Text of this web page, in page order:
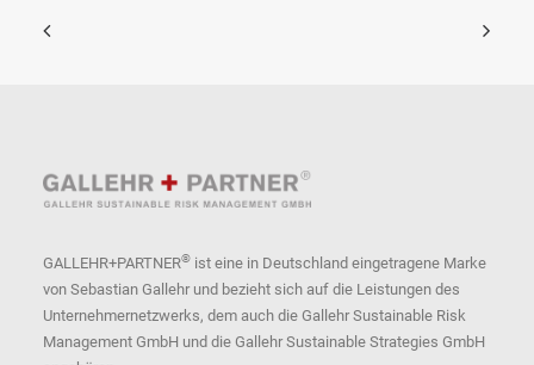
GALLEHR+PARTNER® ist eine in Deutschland eingetragene Marke
von Sebastian Gallehr und bezieht sich auf die Leistungen des
Unternehmernetzwerks, dem auch die Gallehr Sustainable Risk
Management GmbH und die Gallehr Sustainable Strategies GmbH